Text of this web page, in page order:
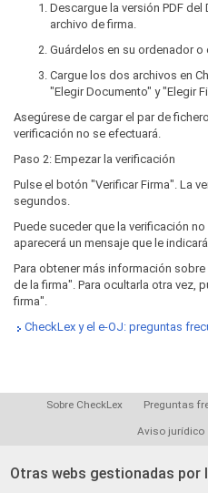
Descargue la versión PDF
archivo de firma.
Guárdelos en su ordenador
Cargue los dos archivos en
"Elegir Documento" y "Elegir
Asegúrese de cargar el par de
verificación no se efectuará.
Paso 2: Empezar la verificación
Pulse el botón "Verificar Firma". La
segundos.
Puede suceder que la verificación
aparecerá un mensaje que le
Para obtener más información
de la firma". Para ocultarla otra vez,
firma".
CheckLex y el e-OJ: preguntas
Sobre CheckLex Preguntas
Aviso jurídico
Otras webs gestionadas por